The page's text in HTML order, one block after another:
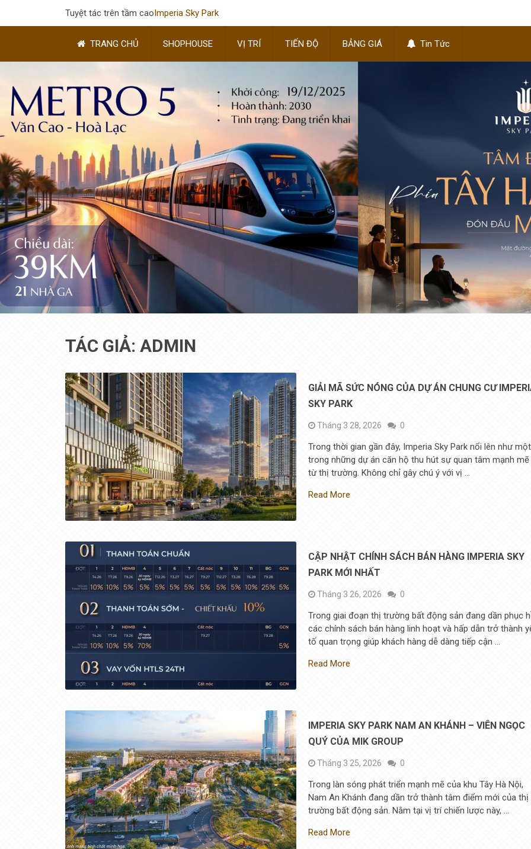
Imperia Sky Park
Tuyệt tác trên tầm cao
TRANG CHỦ SHOPHOUSE VỊ TRÍ TIẾN ĐỘ BẢNG GIÁ Tin Tức
TÁC GIẢ: ADMIN
GIẢI MÃ SỨC NÓNG CỦA DỰ ÁN CHUNG CƯ
SKY PARK
Tháng 3 28, 2026 0
Trong thời gian gần đây, Imperia Sky Park nổi lên như một
trong những dự án căn hộ thu hút sự quan tâm mạnh mẽ
từ thị trường. Không chỉ gây chú ý với vị …
Read More
CẬP NHẬT CHÍNH SÁCH BÁN HÀNG IMPERIA SKY
PARK MỚI NHẤT
Tháng 3 26, 2026 0
Trong giai đoạn thị trường bất động sản đang dần phục
các chính sách bán hàng linh hoạt và hấp dẫn trở thành
tố quan trọng giúp khách hàng dễ dàng tiếp cận …
Read More
IMPERIA SKY PARK NAM AN KHÁNH – VIÊN NGỌC
QUÝ CỦA MIK GROUP
Tháng 3 25, 2026 0
Trong làn sóng phát triển mạnh mẽ của khu Tây Hà Nội,
Nam An Khánh đang dần trở thành tâm điểm mới của thị
trường bất động sản. Nằm tại vị trí chiến lược này, …
Read More